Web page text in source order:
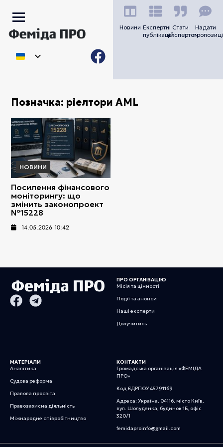
Новини Експертні
публікацій
Стати
експертом
Надати
Позначка: ріелтори AML
НОВИНИ
Посилення фінансового
моніторингу: що
змінить законопроект
№15228
14.05.2026 10:42
ПРО ОРГАНІЗАЦІЮ
Місія та цінності
Події та анонси
Наші експерти
Долучитись
МАТЕРІАЛИ
Аналітика
Судова реформа
Правова просвіта
Правозахисна діяльність
Міжнародне співробітництво
КОНТАКТИ
Громадська організація «ФЕМІДА
ПРО»
Код ЄДРПОУ 45791169
Адреса: Україна, 04116, місто Київ,
вул. Шолуденка, будинок 1Б, офіс
320/1
femidaproinfo@gmail.com